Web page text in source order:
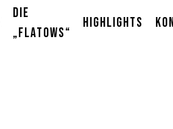
Die
„Flatows“
Highlights